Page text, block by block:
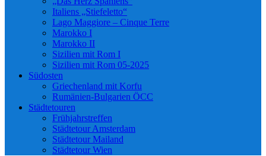
Italiens „Stiefeletto“
Lago Maggiore – Cinque Terre
Marokko I
Marokko II
Sizilien mit Rom I
Sizilien mit Rom 05-2025
Südosten
Griechenland mit Korfu
Rumänien-Bulgarien ÖCC
Städtetouren
Frühjahrstreffen
Städtetour Amsterdam
Städtetour Mailand
Städtetour Wien